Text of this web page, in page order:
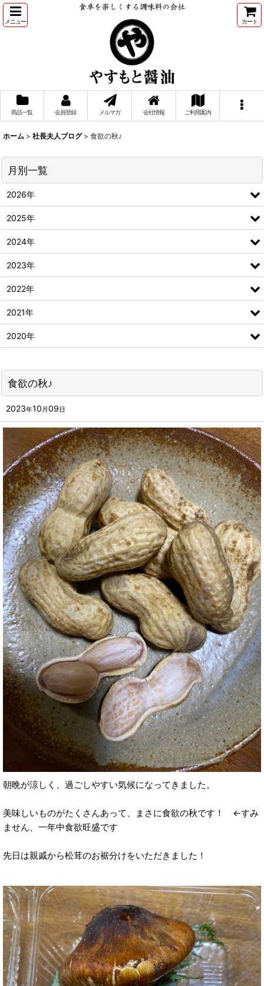
メニュー カート
商品一覧 会員登録 メルマガ 会社情報 ご利用案内
ホーム > 社長夫人ブログ > 食欲の秋♪
食欲の秋♪
2023年10 月09日
朝晩が涼しく、過ごしやすい気候になってきました。
美味しいものがたくさんあって、まさに食欲の秋です！ ←すみ
ません、一年中食欲旺盛です
先日は親戚から松茸のお裾分けをいただきました！
月別一覧
2026年
2025年
2024年
2023年
2022年
2021年
2020年